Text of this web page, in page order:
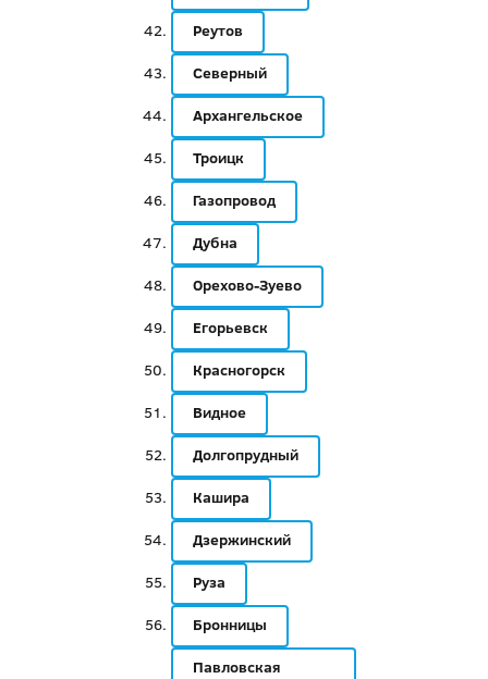
Реутов
Северный
Архангельское
Троицк
Газопровод
Дубна
Орехово-Зуево
Егорьевск
Красногорск
Видное
Долгопрудный
Кашира
Дзержинский
Руза
Бронницы
Павловская